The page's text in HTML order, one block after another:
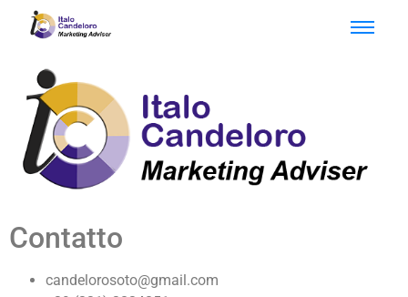
Contatto
candelorosoto@gmail.com